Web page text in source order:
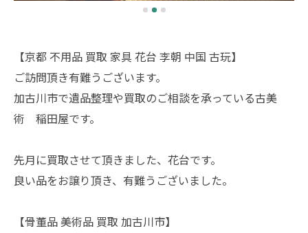
【京都 不用品 買取 家具 花台 李朝 中国 古玩】
ご訪問頂き有難うございます。
加古川市で遺品整理や買取のご相談を承っている古美
術 稲田屋です。
先月に買取させて頂きました、花台です。
良い品をお譲り頂き、有難うございました。
【骨董品 美術品 買取 加古川市】